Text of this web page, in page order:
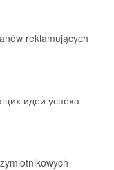
reklamujących
идеи успеха